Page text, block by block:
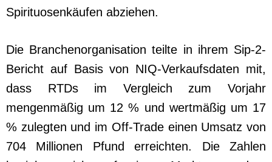
Spirituosenkäufen abziehen.
Die Branchenorganisation teilte in ihrem Sip-2-
Bericht auf Basis von NIQ-Verkaufsdaten mit,
dass RTDs im Vergleich zum Vorjahr
mengenmäßig um 12 % und wertmäßig um 17
% zulegten und im Off-Trade einen Umsatz von
704 Millionen Pfund erreichten. Die Zahlen